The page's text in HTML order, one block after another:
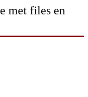
met files en